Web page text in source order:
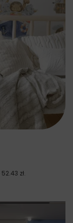
52.43 zł.